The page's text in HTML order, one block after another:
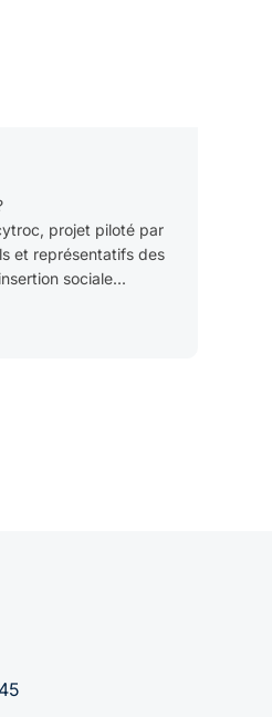
projet piloté par
et représentatifs des
sociale...